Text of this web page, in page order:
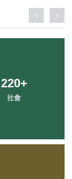
220+
社會